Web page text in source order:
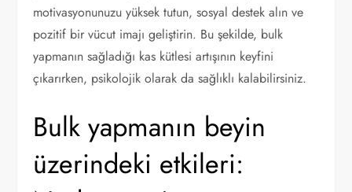
motivasyonunuzu yüksek tutun, sosyal destek alın ve
pozitif bir vücut imajı geliştirin. Bu şekilde, bulk
yapmanın sağladığı kas kütlesi artışının keyfini
çıkarırken, psikolojik olarak da sağlıklı kalabilirsiniz.
Bulk yapmanın beyin
üzerindeki etkileri: